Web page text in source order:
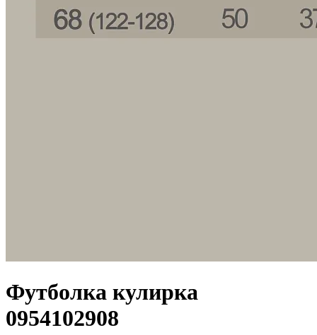
Футболка кулирка
0954102908